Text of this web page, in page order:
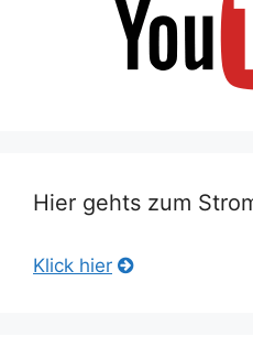
Hier gehts zum
Klick hier